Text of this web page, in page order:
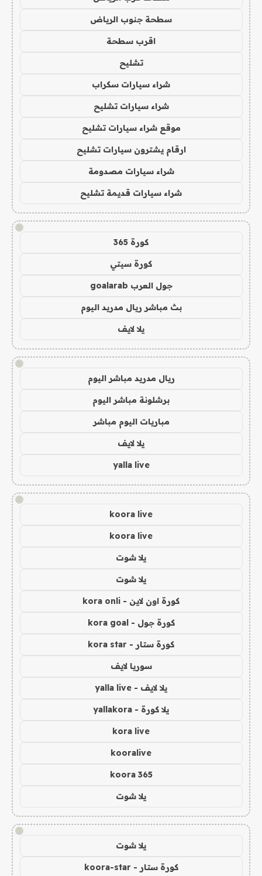
سطحة جنوب الرياض
اقرب سطحة
تشليح
شراء سيارات سكراب
شراء سيارات تشليح
موقع شراء سيارات تشليح
ارقام يشترون سيارات تشليح
شراء سيارات مصدومة
شراء سيارات قديمة تشليح
!
كورة 365
كورة سيتي
جول العرب goalarab
بث مباشر ريال مدريد اليوم
يلا لايف
!
ريال مدريد مباشر اليوم
برشلونة مباشر اليوم
مباريات اليوم مباشر
يلا لايف
yalla live
!
koora live
koora live
يلا شوت
يلا شوت
كورة اون لاين - kora onli
كورة جول - kora goal
كورة ستار - kora star
سوريا لايف
يلا لايف - yalla live
يلا كورة - yallakora
kora live
kooralive
koora 365
يلا شوت
!
يلا شوت
كورة ستار - koora-star